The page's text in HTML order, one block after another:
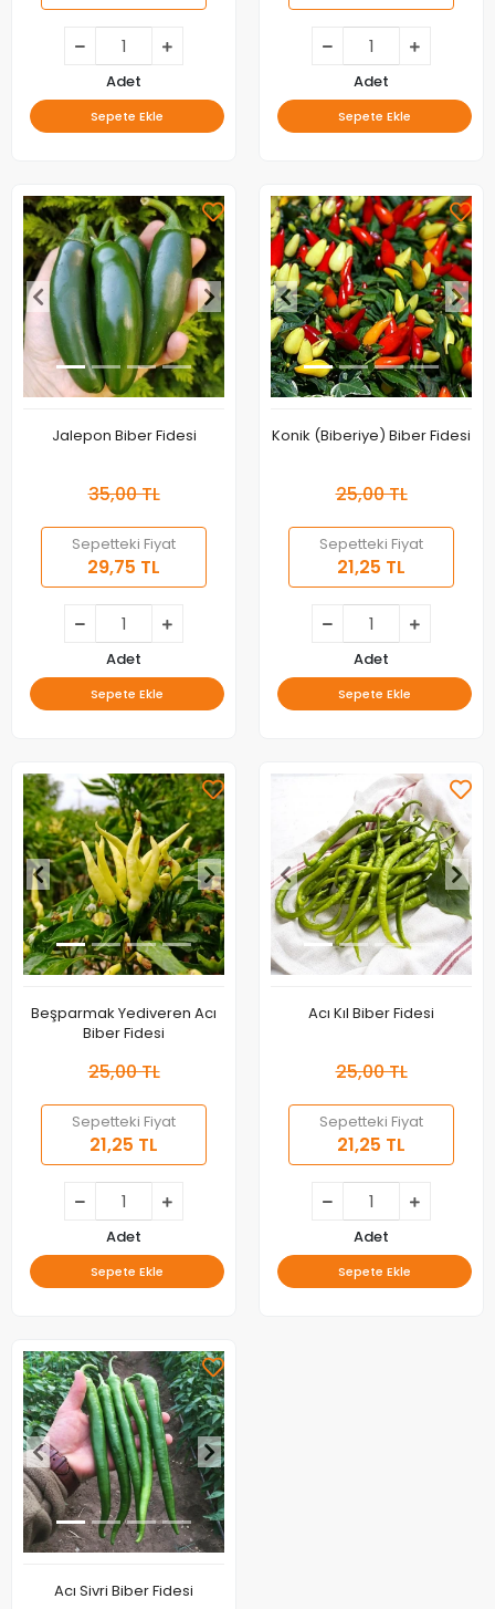
Adet
Sepete Ekle
Adet
Sepete Ekle
Jalepon Biber Fidesi
35,00 TL
Sepetteki Fiyat
29,75 TL
Adet
Sepete Ekle
Konik (Biberiye) Biber Fidesi
25,00 TL
Sepetteki Fiyat
21,25 TL
Adet
Sepete Ekle
Beşparmak Yediveren Acı
Biber Fidesi
25,00 TL
Sepetteki Fiyat
21,25 TL
Adet
Sepete Ekle
Acı Kıl Biber Fidesi
25,00 TL
Sepetteki Fiyat
21,25 TL
Adet
Sepete Ekle
Acı Sivri Biber Fidesi